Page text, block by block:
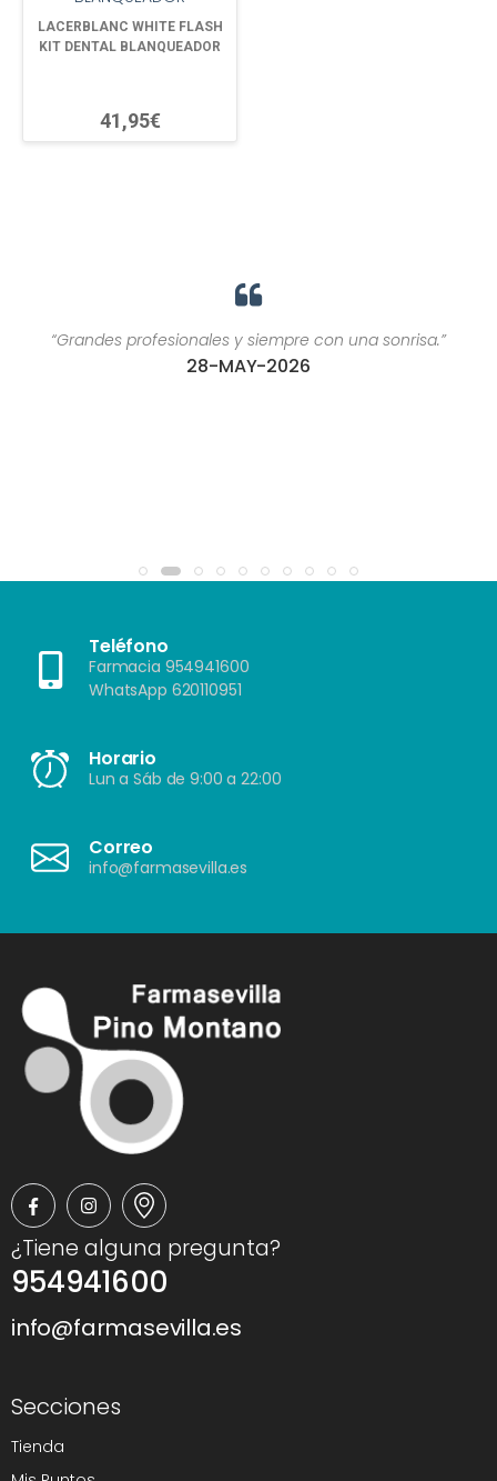
LACERBLANC WHITE FLASH
KIT DENTAL BLANQUEADOR
41,95€
“Grandes profesionales y siempre con una sonrisa.”
28-MAY-2026
Teléfono
Farmacia 954941600
WhatsApp 620110951
Horario
Lun a Sáb de 9:00 a 22:00
Correo
info@farmasevilla.es
¿Tiene alguna pregunta?
954941600
info@farmasevilla.es
Secciones
Tienda